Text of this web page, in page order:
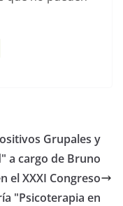
Li
n
k
Grupales y
a cargo de Bruno
el XXXI Congreso
"Psicoterapia en